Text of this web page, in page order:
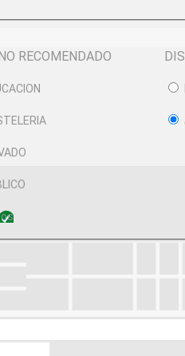
RECOMENDADO